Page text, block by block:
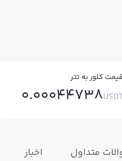
قیمت کلور به تتر
0.00044738USDT
متداول اخبار